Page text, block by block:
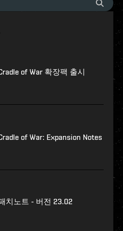
of War 확장팩 출시
of War: Expansion Notes
치노트 - 버전 23.02